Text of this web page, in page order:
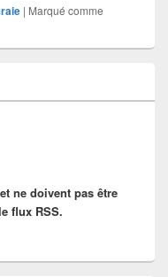
| Marqué comme
ne doivent pas être
flux RSS.